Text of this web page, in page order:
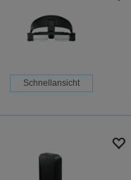
Schnellansicht